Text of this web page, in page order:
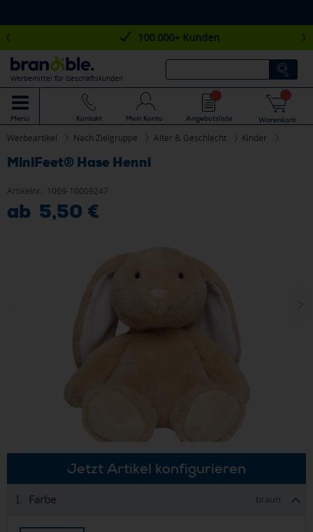
100.000+ Kunden
Werbemittel für Geschäftskunden
Menü Kontakt Mein Konto Angebotsliste Warenkorb
Werbeartikel Nach Zielgruppe Alter & Geschlecht Kinder
MiniFeet® Hase Henni
Artikelnr.: 1069-10009247
ab 5,50 €
Jetzt Artikel konfigurieren
1. Farbe braun